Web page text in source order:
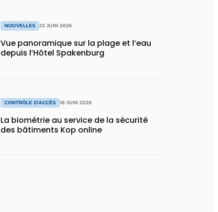
NOUVELLES 23 JUIN 2026
Vue panoramique sur la plage et l’eau
depuis l’Hôtel Spakenburg
CONTRÔLE D'ACCÈS 18 JUIN 2026
La biométrie au service de la sécurité
des bâtiments Kop online